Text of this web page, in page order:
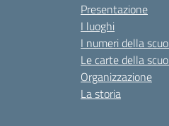
Presentazione
I luoghi
I numeri della
Le carte della
Organizzazione
La storia